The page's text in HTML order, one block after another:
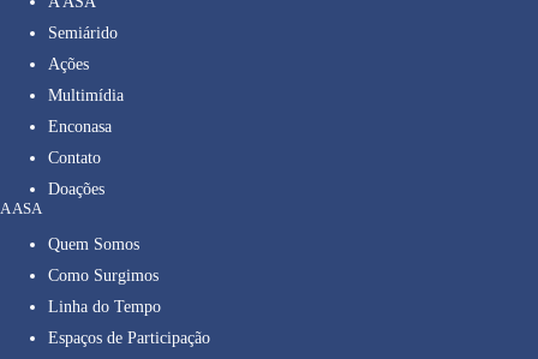
Semiárido
Ações
Multimídia
Enconasa
Contato
Doações
A ASA
Quem Somos
Como Surgimos
Linha do Tempo
Espaços de Participação